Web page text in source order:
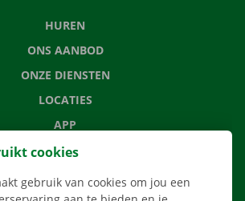
HUREN
ONS AANBOD
ONZE DIENSTEN
LOCATIES
APP
VERHUISOPLOSSINGEN
cookies
gebruik van cookies om jou een